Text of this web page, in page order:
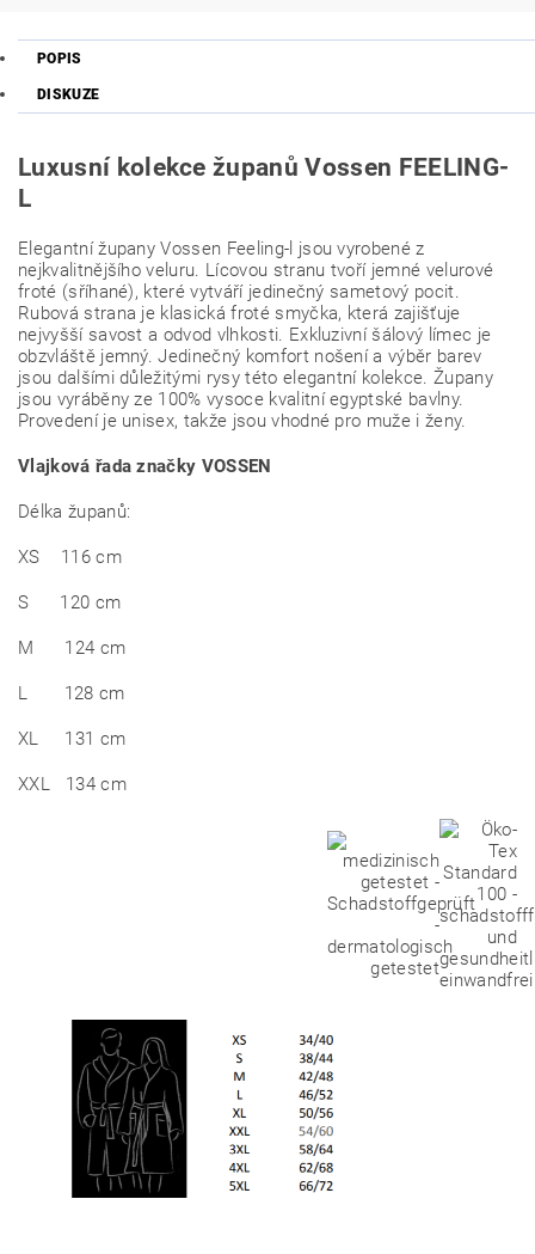
POPIS
DISKUZE
Luxusní kolekce županů Vossen FEELING-
L
Elegantní župany Vossen Feeling-l jsou vyrobené z
nejkvalitnějšího veluru. Lícovou stranu tvoří jemné velurové
froté (sříhané), které vytváří jedinečný sametový pocit.
Rubová strana je klasická froté smyčka, která zajišťuje
nejvyšší savost a odvod vlhkosti. Exkluzivní šálový límec je
obzvláště jemný. Jedinečný komfort nošení a výběr barev
jsou dalšími důležitými rysy této elegantní kolekce. Župany
jsou vyráběny ze 100% vysoce kvalitní egyptské bavlny.
Provedení je unisex, takže jsou vhodné pro muže i ženy.
Vlajková řada značky VOSSEN
Délka županů:
XS 116 cm
S 120 cm
M 124 cm
L 128 cm
XL 131 cm
XXL 134 cm